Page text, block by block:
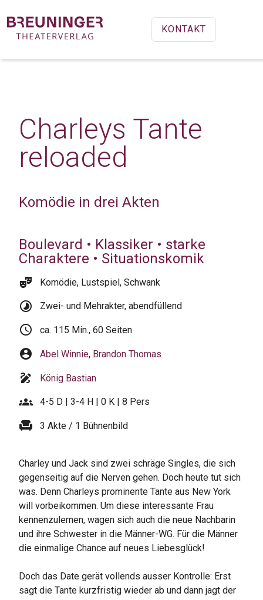
KONTAKT
Charleys Tante
reloaded
Komödie in drei Akten
Boulevard • Klassiker • starke
Charaktere • Situationskomik
theater_comedy Komödie, Lustspiel, Schwank
timelapse Zwei- und Mehrakter, abendfüllend
schedule ca. 115 Min., 60 Seiten
account_circle Abel Winnie, Brandon Thomas
draw König Bastian
groups 4-5 D | 3-4 H | 0 K | 8 Pers
chair 3 Akte / 1 Bühnenbild
Charley und Jack sind zwei schräge Singles, die sich
gegenseitig auf die Nerven gehen. Doch heute tut sich
was. Denn Charleys prominente Tante aus New York
will vorbeikommen. Um diese interessante Frau
kennenzulernen, wagen sich auch die neue Nachbarin
und ihre Schwester in die Männer-WG. Für die Männer
die einmalige Chance auf neues Liebesglück!
Doch das Date gerät vollends ausser Kontrolle: Erst
sagt die Tante kurzfristig wieder ab und dann jagt der